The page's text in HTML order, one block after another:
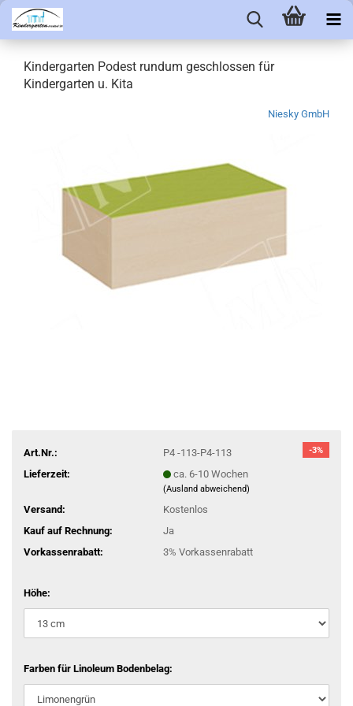
Kindergarten Podest rundum geschlossen für
Kindergarten u. Kita
Niesky GmbH
-3%
Art.Nr.:
P4 -113-P4-113
Lieferzeit:
ca. 6-10 Wochen
(Ausland abweichend)
Versand:
Kostenlos
Kauf auf Rechnung:
Ja
Vorkassenrabatt:
3% Vorkassenrabatt
Höhe:
Farben für Linoleum Bodenbelag: